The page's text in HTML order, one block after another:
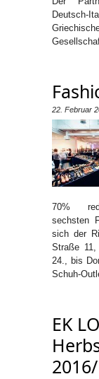
Deutsch-
22. Februar
70%
sechsten
sich der
Straße
24., bis
Schuh-­
EK